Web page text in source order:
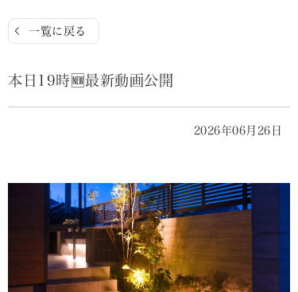
一覧に戻る
本日19時🆕最新動画公開
2026年06月26日